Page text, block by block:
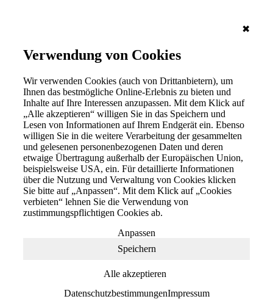
✖
Verwendung von Cookies
Wir verwenden Cookies (auch von Drittanbietern), um
Ihnen das bestmögliche Online-Erlebnis zu bieten und
Inhalte auf Ihre Interessen anzupassen. Mit dem Klick auf
„Alle akzeptieren“ willigen Sie in das Speichern und
Lesen von Informationen auf Ihrem Endgerät ein. Ebenso
willigen Sie in die weitere Verarbeitung der gesammelten
und gelesenen personenbezogenen Daten und deren
etwaige Übertragung außerhalb der Europäischen Union,
beispielsweise USA, ein. Für detaillierte Informationen
über die Nutzung und Verwaltung von Cookies klicken
Sie bitte auf „Anpassen“. Mit dem Klick auf „Cookies
verbieten“ lehnen Sie die Verwendung von
zustimmungspflichtigen Cookies ab.
Speichern
Alle akzeptieren
Anpassen
DatenschutzbestimmungenImpressum